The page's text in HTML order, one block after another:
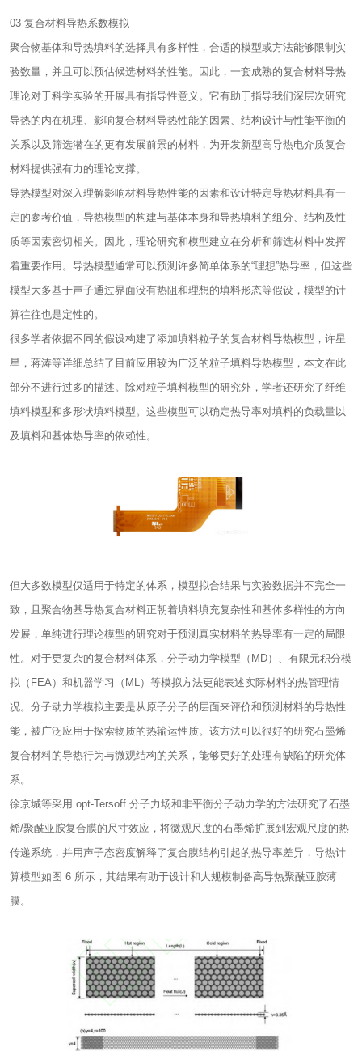
03 复合材料导热系数模拟
聚合物基体和导热填料的选择具有多样性，合适的模型或方法能够限制实
验数量，并且可以预估候选材料的性能。因此，一套成熟的复合材料导热
理论对于科学实验的开展具有指导性意义。它有助于指导我们深层次研究
导热的内在机理、影响复合材料导热性能的因素、结构设计与性能平衡的
关系以及筛选潜在的更有发展前景的材料，为开发新型高导热电介质复合
材料提供强有力的理论支撑。
导热模型对深入理解影响材料导热性能的因素和设计特定导热材料具有一
定的参考价值，导热模型的构建与基体本身和导热填料的组分、结构及性
质等因素密切相关。因此，理论研究和模型建立在分析和筛选材料中发挥
着重要作用。导热模型通常可以预测许多简单体系的“理想”热导率，但这些
模型大多基于声子通过界面没有热阻和理想的填料形态等假设，模型的计
算往往也是定性的。
很多学者依据不同的假设构建了添加填料粒子的复合材料导热模型，许星
星，蒋涛等详细总结了目前应用较为广泛的粒子填料导热模型，本文在此
部分不进行过多的描述。除对粒子填料模型的研究外，学者还研究了纤维
填料模型和多形状填料模型。这些模型可以确定热导率对填料的负载量以
及填料和基体热导率的依赖性。
但大多数模型仅适用于特定的体系，模型拟合结果与实验数据并不完全一
致，且聚合物基导热复合材料正朝着填料填充复杂性和基体多样性的方向
发展，单纯进行理论模型的研究对于预测真实材料的热导率有一定的局限
性。对于更复杂的复合材料体系，分子动力学模型（MD）、有限元积分模
拟（FEA）和机器学习（ML）等模拟方法更能表述实际材料的热管理情
况。分子动力学模拟主要是从原子分子的层面来评价和预测材料的导热性
能，被广泛应用于探索物质的热输运性质。该方法可以很好的研究石墨烯
复合材料的导热行为与微观结构的关系，能够更好的处理有缺陷的研究体
系。
徐京城等采用 opt-Tersoff 分子力场和非平衡分子动力学的方法研究了石墨
烯/聚酰亚胺复合膜的尺寸效应，将微观尺度的石墨烯扩展到宏观尺度的热
传递系统，并用声子态密度解释了复合膜结构引起的热导率差异，导热计
算模型如图 6 所示，其结果有助于设计和大规模制备高导热聚酰亚胺薄
膜。